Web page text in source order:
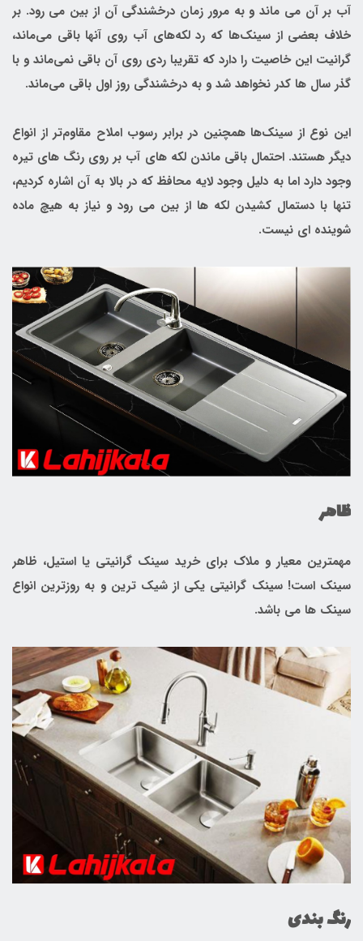
آب بر آن می ماند و به مرور زمان درخشندگی آن از بین می رود. بر
خلاف بعضی از سینک‌ها که رد لکه‌های آب روی آنها باقی می‌ماند،
گرانیت این خاصیت را دارد که تقریبا ردی روی آن باقی نمی‌ماند و با
گذر سال ها کدر نخواهد شد و به درخشندگی روز اول باقی می‌ماند.
این نوع از سینک‌ها همچنین در برابر رسوب املاح مقاوم‌تر از انواع
دیگر هستند. احتمال باقی ماندن لکه های آب بر روی رنگ های تیره
وجود دارد اما به دلیل وجود لایه محافظ که در بالا به آن اشاره کردیم،
تنها با دستمال کشیدن لکه ها از بین می رود و نیاز به هیچ ماده
شوینده ای نیست.
ظاهر
مهمترین معیار و ملاک برای خرید سینک گرانیتی یا استیل، ظاهر
سینک است! سینک گرانیتی یکی از شیک ترین و به روزترین انواع
سینک ها می باشد.
رنگ بندی